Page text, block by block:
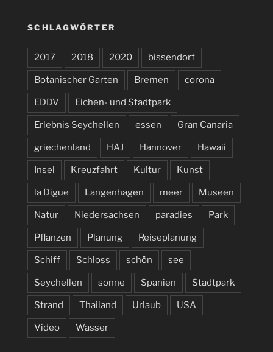
SCHLAGWÖRTER
2017 2018 2020 bissendorf
Botanischer Garten Bremen corona
EDDV Eichen- und Stadtpark
Erlebnis Seychellen essen Gran Canaria
griechenland HAJ Hannover Hawaii
Insel Kreuzfahrt Kultur Kunst
la Digue Langenhagen meer Museen
Natur Niedersachsen paradies Park
Pflanzen Planung Reiseplanung
Schiff Schloss schön see
Seychellen sonne Spanien Stadtpark
Strand Thailand Urlaub USA
Video Wasser